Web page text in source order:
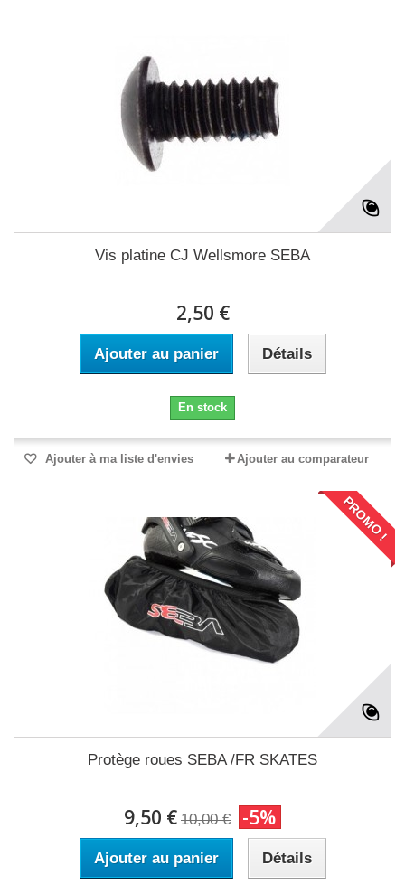
Vis platine CJ Wellsmore SEBA
2,50 €
Ajouter au panier Détails
En stock
Ajouter à ma liste d'envies Ajouter au comparateur
PROMO !
Protège roues SEBA /FR SKATES
9,50 € 10,00 € -5%
Ajouter au panier Détails